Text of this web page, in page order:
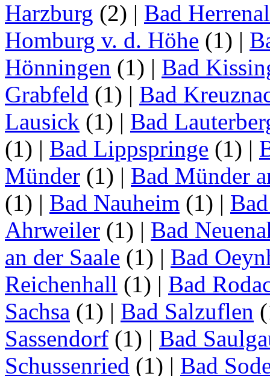
Harzburg (2) | Bad
Homburg v. d. Höhe (1) |
Hönningen (1) | Bad
Grabfeld (1) | Bad
Lausick (1) | Bad
(1) | Bad Lippspringe (1) |
Münder (1) | Bad Münder
(1) | Bad Nauheim (1) |
Ahrweiler (1) | Bad
an der Saale (1) | Bad
Reichenhall (1) | Bad
Sachsa (1) | Bad Salzuflen
Sassendorf (1) | Bad
Schussenried (1) | Bad